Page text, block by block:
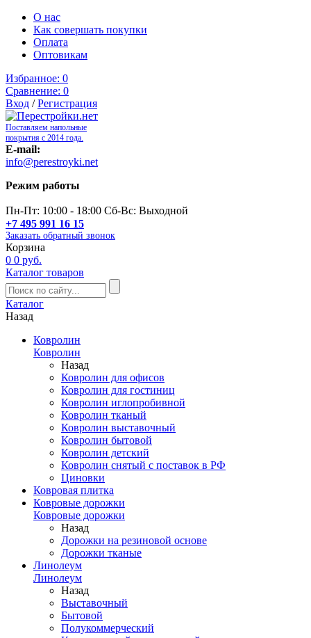
О нас
Как совершать покупки
Оплата
Оптовикам
Избранное: 0
Сравнение: 0
Вход /Регистрация
Поставляем напольные
покрытия с 2014 года.
E-mail:
info@perestroyki.net
Режим работы
Пн-Пт: 10:00 - 18:00 Сб-Вс: Выходной
+7 495 991 16 15
Заказать обратный звонок
Корзина
0 0 руб.
Каталог товаров
Каталог
Назад
Ковролин
Ковролин
Назад
Ковролин для офисов
Ковролин для гостиниц
Ковролин иглопробивной
Ковролин тканый
Ковролин выставочный
Ковролин бытовой
Ковролин детский
Ковролин снятый с поставок в РФ
Циновки
Ковровая плитка
Ковровые дорожки
Ковровые дорожки
Назад
Дорожки на резиновой основе
Дорожки тканые
Линолеум
Линолеум
Назад
Выставочный
Бытовой
Полукоммерческий